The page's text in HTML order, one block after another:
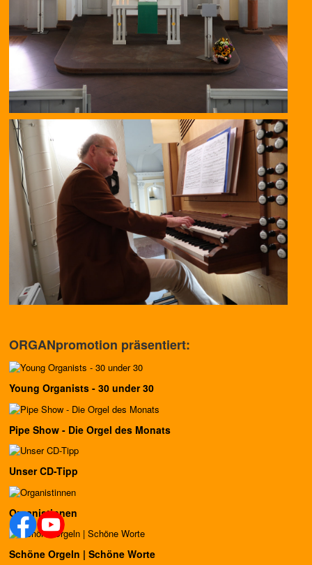
ORGANpromotion präsentiert:
Young Organists - 30 under 30
Pipe Show - Die Orgel des Monats
Unser CD-Tipp
Organistinnen
Schöne Orgeln | Schöne Worte